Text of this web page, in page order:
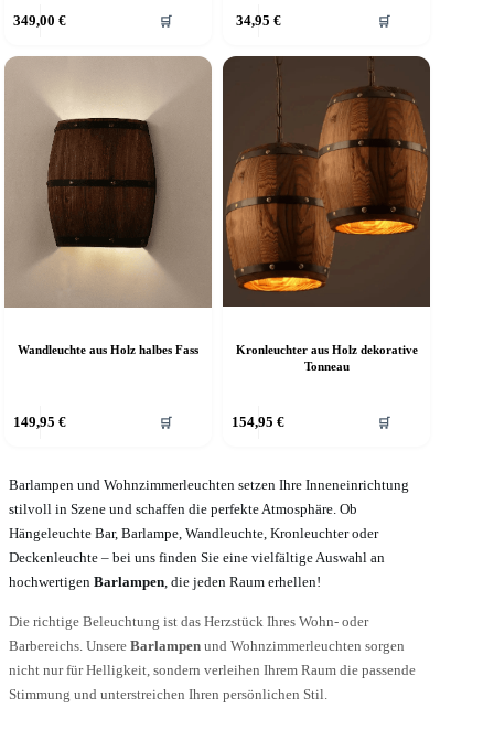
349,00€ 🛒 34,95 € 🛒
Wandleuchte aus Holz halbes Fass
149,95€ 🛒
Kronleuchter aus Holz dekorative
Tonneau
154,95€ 🛒
Barlampen und Wohnzimmerleuchten setzen Ihre Inneneinrichtung
stilvoll in Szene und schaffen die perfekte Atmosphäre. Ob
Hängeleuchte Bar, Barlampe, Wandleuchte, Kronleuchter oder
Deckenleuchte – bei uns finden Sie eine vielfältige Auswahl an
hochwertigen Barlampen , die jeden Raum erhellen!
Die richtige Beleuchtung ist das Herzstück Ihres Wohn- oder
Barbereichs. Unsere Barlampen und Wohnzimmerleuchten sorgen
nicht nur für Helligkeit, sondern verleihen Ihrem Raum die passende
Stimmung und unterstreichen Ihren persönlichen Stil.